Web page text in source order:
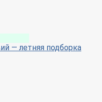
— летняя подборка